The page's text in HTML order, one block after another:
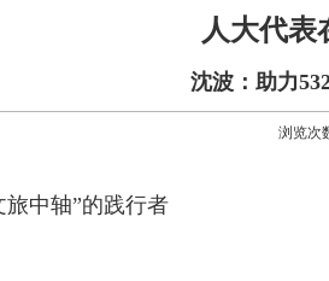
人大代表
沈波：助力
浏览次
旅中轴”的践行者